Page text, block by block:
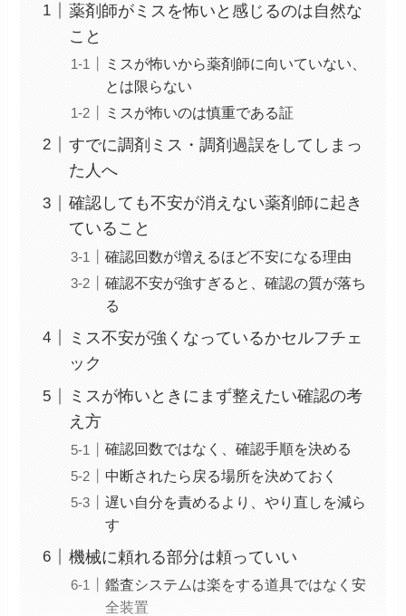
薬剤師がミスを怖いと感じるのは自然な
こと
ミスが怖いから薬剤師に向いていない、
とは限らない
ミスが怖いのは慎重である証
すでに調剤ミス・調剤過誤をしてしまっ
た人へ
確認しても不安が消えない薬剤師に起き
ていること
確認回数が増えるほど不安になる理由
確認不安が強すぎると、確認の質が落ち
る
ミス不安が強くなっているかセルフチェ
ック
ミスが怖いときにまず整えたい確認の考
え方
確認回数ではなく、確認手順を決める
中断されたら戻る場所を決めておく
遅い自分を責めるより、やり直しを減ら
す
機械に頼れる部分は頼っていい
鑑査システムは楽をする道具ではなく安
全装置